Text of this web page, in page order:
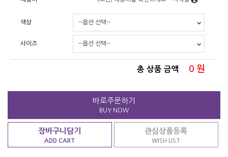
색상
사이즈
총 상품 금액 0 원
바로주문하기
BUY NOW
장바구니담기
ADD CART
관심상품등록
WISH LIST